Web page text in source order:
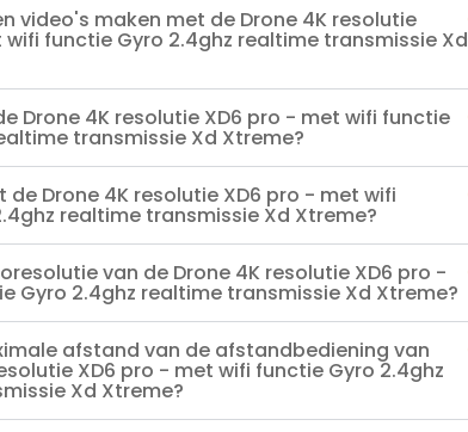
video's maken met de Drone 4K resolutie
wifi functie Gyro 2.4ghz realtime transmissie Xd
Drone 4K resolutie XD6 pro - met wifi functie
transmissie Xd Xtreme?
de Drone 4K resolutie XD6 pro - met wifi
realtime transmissie Xd Xtreme?
van de Drone 4K resolutie XD6 pro -
Gyro 2.4ghz realtime transmissie Xd Xtreme?
afstand van de afstandbediening van
XD6 pro - met wifi functie Gyro 2.4ghz
Xd Xtreme?